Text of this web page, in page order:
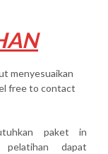
menyesuaikan
free to contact
paket in
dapat